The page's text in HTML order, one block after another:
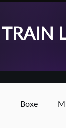
TRAIN
Boxe